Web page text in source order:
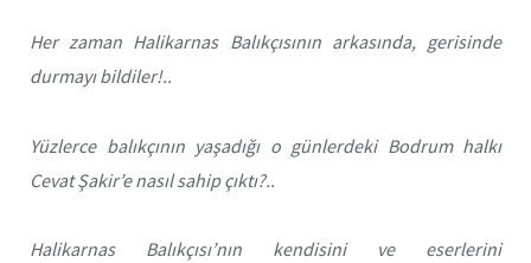
Her zaman Halikarnas Balıkçısının arkasında, gerisinde
durmayı bildiler!..
Yüzlerce balıkçının yaşadığı o günlerdeki Bodrum halkı
Cevat Şakir’e nasıl sahip çıktı?..
Halikarnas Balıkçısı’nın kendisini ve eserlerini